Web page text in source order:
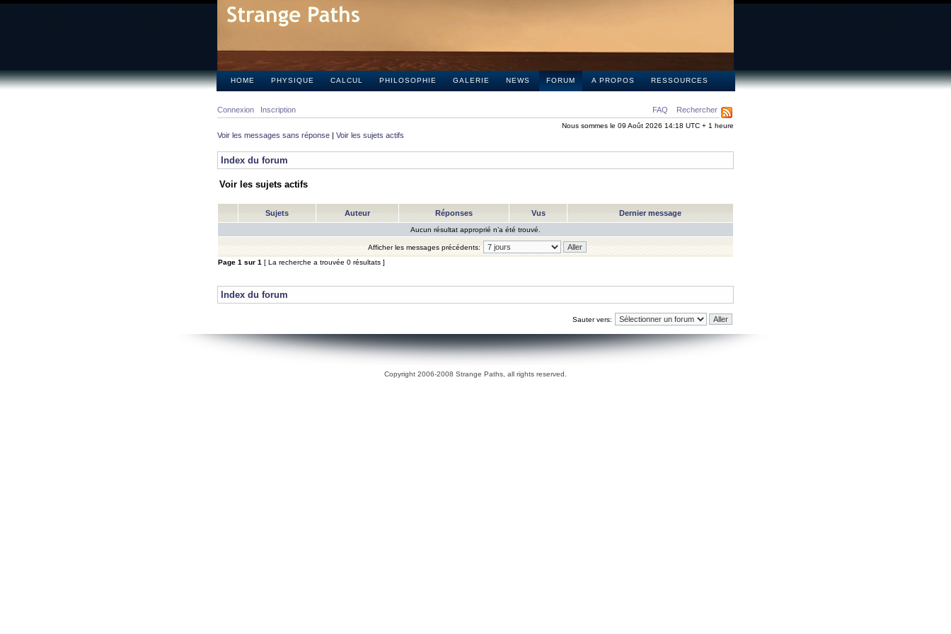
HOME PHYSIQUE CALCUL PHILOSOPHIE GALERIE NEWS FORUM A PROPOS RESSOURCES
FAQ Rechercher
Connexion Inscription
Nous sommes le 09 Août 2026 14:18 UTC + 1 heure
Voir les messages sans réponse | Voir les sujets actifs
Index du forum
Voir les sujets actifs
Sujets Auteur Réponses Vus Dernier message
Aucun résultat approprié n’a été trouvé.
Afficher les messages précédents:
Page 1 sur 1 [ La recherche a trouvée 0 résultats ]
Index du forum
Sauter vers:
Copyright 2006-2008 Strange Paths, all rights reserved.